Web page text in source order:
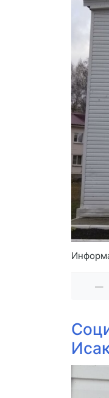
—